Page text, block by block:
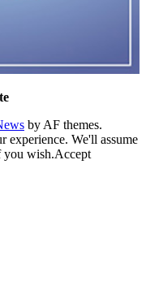
by AF themes.
experience. We'll assume
you wish.Accept